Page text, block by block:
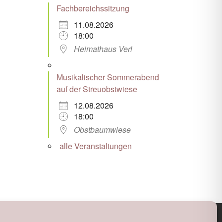
Fachbereichssitzung
11.08.2026
18:00
Heimathaus Verl
Musikalischer Sommerabend
auf der Streuobstwiese
12.08.2026
18:00
Obstbaumwiese
alle Veranstaltungen